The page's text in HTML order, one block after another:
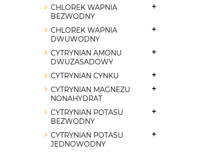
CHLOREK WAPNIA
BEZWODNY
CHLOREK WAPNIA
DWUWODNY
CYTRYNIAN AMONU
DWUZASADOWY
CYTRYNIAN CYNKU
CYTRYNIAN MAGNEZU
NONAHYDRAT
CYTRYNIAN POTASU
BEZWODNY
CYTRYNIAN POTASU
JEDNOWODNY